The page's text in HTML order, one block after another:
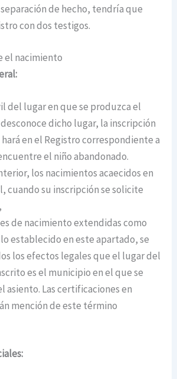
de hecho, tendría que
con dos testigos.
el nacimiento
del lugar en que se produzca el
dicho lugar, la inscripción
en el Registro correspondiente a
el niño abandonado.
los nacimientos acaecidos en
cuando su inscripción se solicite
de nacimiento extendidas como
establecido en este apartado, se
los efectos legales que el lugar del
es el municipio en el que se
asiento. Las certificaciones en
mención de este término